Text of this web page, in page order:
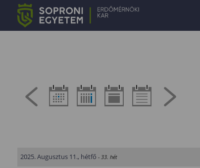
2025. Augusztus 11., hétfő - 33. hét